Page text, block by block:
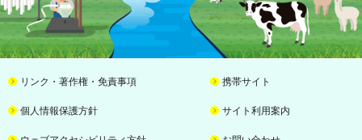
リンク・著作権・免責事項 携帯サイト
個人情報保護方針 サイト利用案内